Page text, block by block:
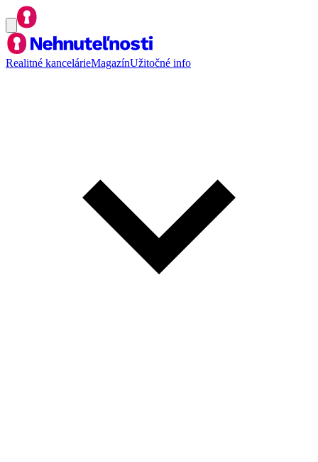
Realitné kancelárieMagazínUžitočné info